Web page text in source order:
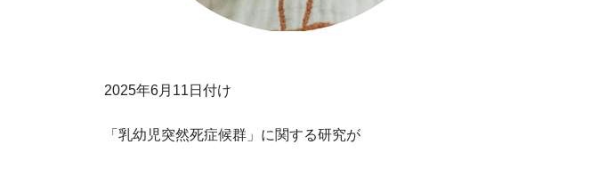
2025年6月11日付け
「乳幼児突然死症候群」に関する研究が